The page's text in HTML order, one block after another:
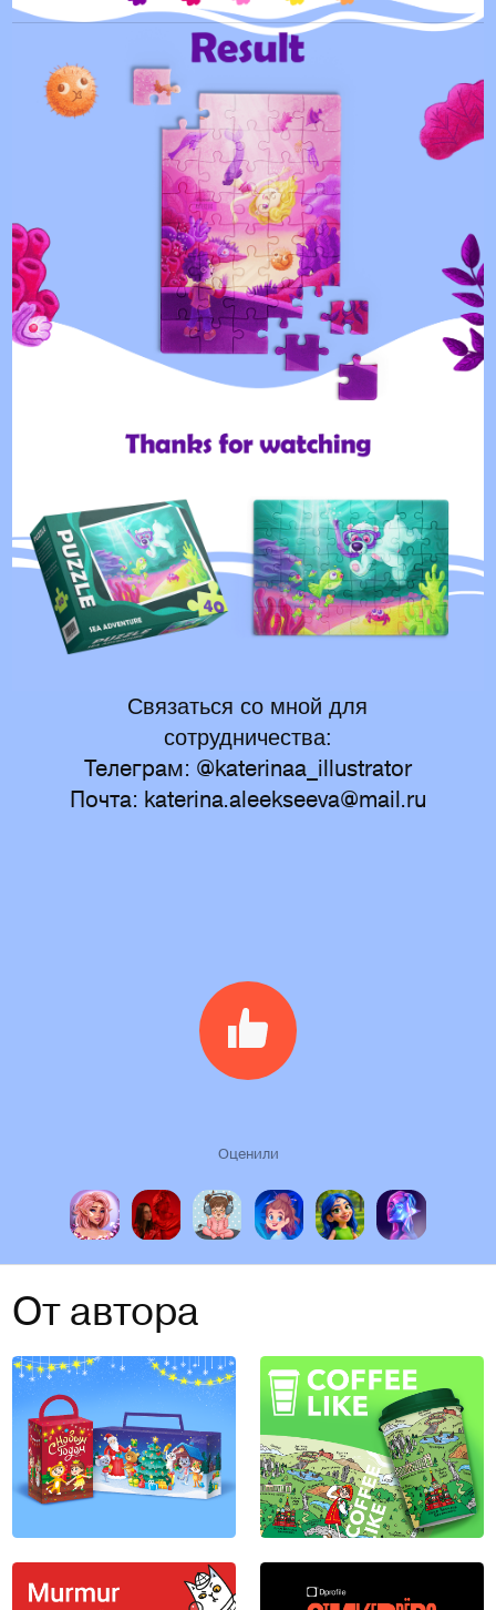
Связаться со мной для
сотрудничества:
Телеграм: @katerinaa_illustrator
Почта: katerina.aleekseeva@mail.ru
Оценили
От автора